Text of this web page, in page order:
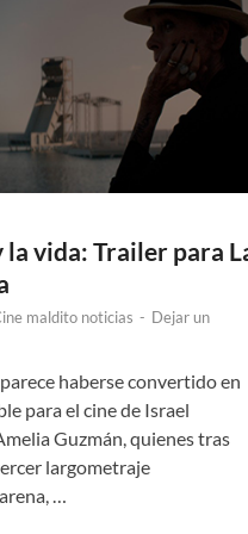
la vida: Trailer para
maldito noticias - Dejar un
haberse convertido en
para el cine de Israel
Guzmán, quienes tras
largometraje
…